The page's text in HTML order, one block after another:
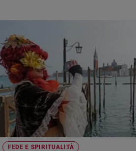
streaming
Libri
Musica
Arte
Famiglia
ed
educazione
Genitori
e
figli
FEDE E SPIRITUALITÀ